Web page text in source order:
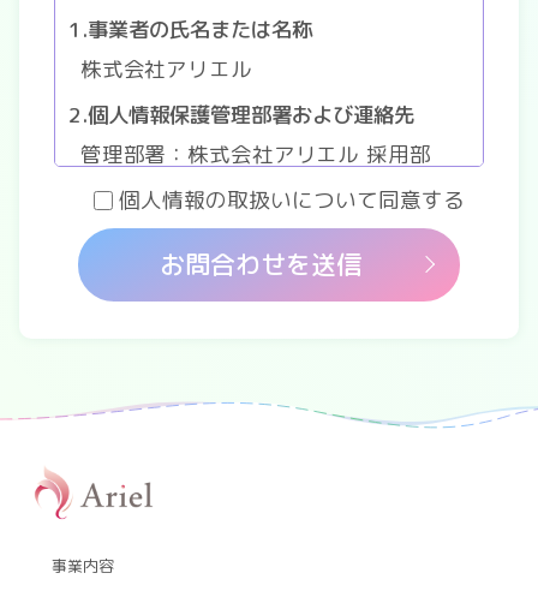
1.事業者の氏名または名称
株式会社アリエル
2.個人情報保護管理部署および連絡先
管理部署：株式会社アリエル 採用部
3.個人情報の利用目的
・お問い合わせ対応（本人の連絡を含
む）のため
・当社が取り扱う事業全般のご案内の
ご本人様は、当社に対して、本件に関
の当社問合せ窓口に申し出ることがで
きます。 その際、当社はお客様ご本人
的な期間内に対応いたします。
個人情報の取扱いについて同意する
事業内容